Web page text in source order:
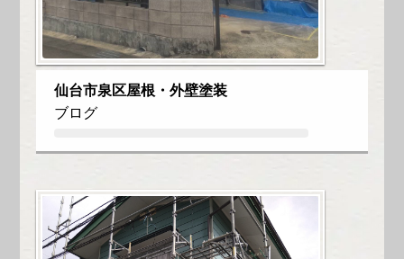
仙台市泉区屋根・外壁塗装
ブログ